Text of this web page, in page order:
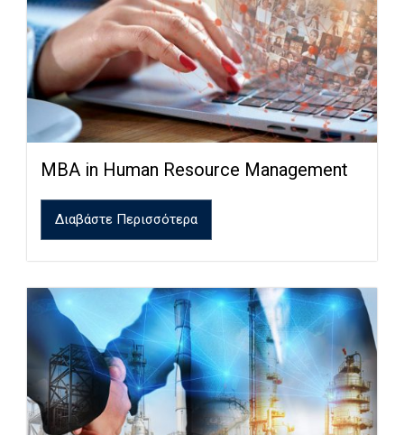
MBA in Human Resource Management
Διαβάστε Περισσότερα